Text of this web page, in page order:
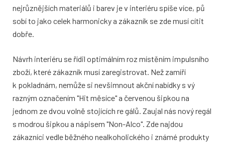
nejrůznějších materiálů i barev je v interiéru spíše více, pů
sobí to jako celek harmonicky a zákazník se zde musí cítit
dobře.
Návrh interiéru se řídil optimálním roz místěním impulsního
zboží, které zákazník musí zaregistrovat. Než zamíří
k pokladnám, nemůže si nevšimnout akční nabídky s vý
razným označením "Hit měsíce" a červenou šipkou na
jednom ze dvou volně stojících re gálů. Zaujal nás nový regál
s modrou šipkou a nápisem "Non-Alco". Zde najdou
zákazníci vedle běžného nealkoholického i známé produkty